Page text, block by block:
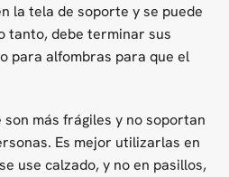
la tela de soporte y se puede
tanto, debe terminar sus
para alfombras para que el
más frágiles y no soportan
Es mejor utilizarlas en
use calzado, y no en pasillos,